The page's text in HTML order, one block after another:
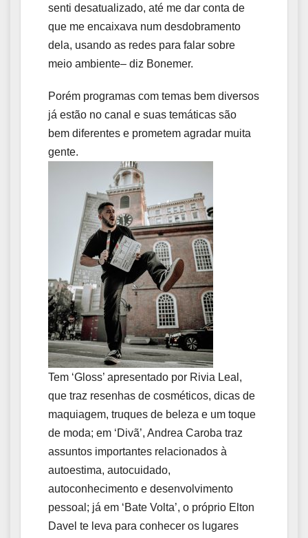
senti desatualizado, até me dar conta de
que me encaixava num desdobramento
dela, usando as redes para falar sobre
meio ambiente– diz Bonemer.
Porém programas com temas bem diversos
já estão no canal e suas temáticas são
bem diferentes e prometem agradar muita
gente.
Tem ‘Gloss’ apresentado por Rivia Leal,
que traz resenhas de cosméticos, dicas de
maquiagem, truques de beleza e um toque
de moda; em ‘Divã’, Andrea Caroba traz
assuntos importantes relacionados à
autoestima, autocuidado,
autoconhecimento e desenvolvimento
pessoal; já em ‘Bate Volta’, o próprio Elton
Davel te leva para conhecer os lugares